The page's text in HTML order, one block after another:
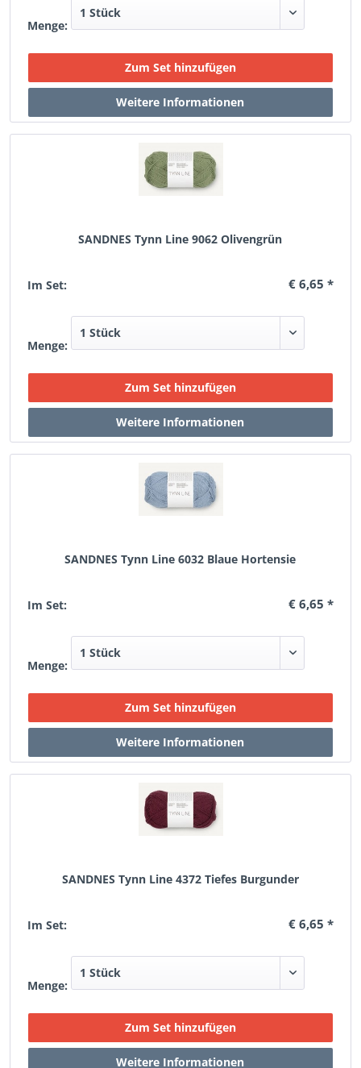
Menge:
SANDNES Tynn Line 9062 Olivengrün
Im Set: € 6,65 *
Menge:
SANDNES Tynn Line 6032 Blaue Hortensie
Im Set: € 6,65 *
Menge:
SANDNES Tynn Line 4372 Tiefes Burgunder
Im Set: € 6,65 *
Menge: